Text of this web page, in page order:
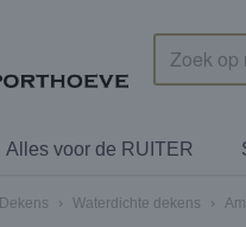
Alles voor de RUITER
Dekens › Waterdichte dekens ›